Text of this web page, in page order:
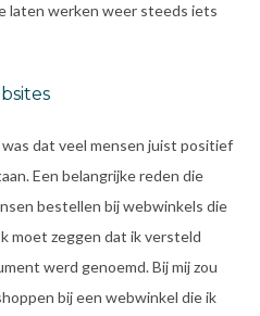
laten werken weer steeds iets
dat veel mensen juist positief
Een belangrijke reden die
bestellen bij webwinkels die
moet zeggen dat ik versteld
werd genoemd. Bij mij zou
bij een webwinkel die ik